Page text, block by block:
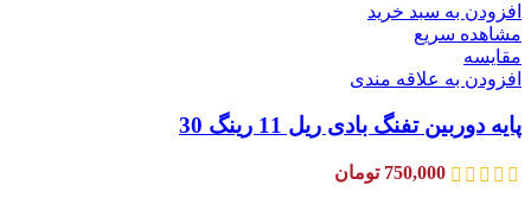
افزودن به سبد خرید
مشاهده سریع
مقایسه
افزودن به علاقه مندی
پایه دوربین تفنگ بادی ریل 11 رینگ 30
750,000 تومان